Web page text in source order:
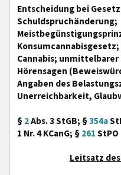
Entscheidung bei
Schuldspruchänderung;
Cannabis; unmittelbarer
Hörensagen
Angaben des
Unerreichbarkeit,
§2Abs. 3 StGB; §354a
1 Nr. 4 KCanG; §261StPO
Leitsatz